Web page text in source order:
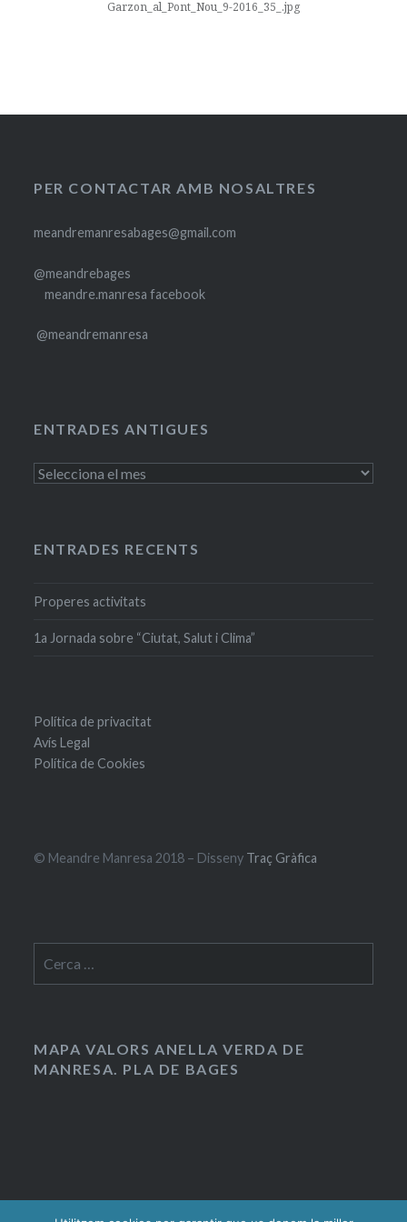
Garzon_al_Pont_Nou_9-2016_35_.jpg
PER CONTACTAR AMB NOSALTRES
meandremanresabages@gmail.com
@meandrebages
meandre.manresa facebook
@meandremanresa
ENTRADES ANTIGUES
Entrades
ENTRADES RECENTS
Properes activitats
1a Jornada sobre “Ciutat, Salut i Clima”
Política de privacitat
Avís Legal
Política de Cookies
© Meandre Manresa 2018 – Disseny Traç Gràfica
MAPA VALORS ANELLA VERDA DE
MANRESA. PLA DE BAGES